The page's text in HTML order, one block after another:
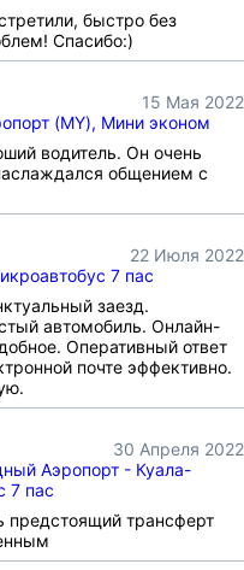
быстро без
Спасибо:)
15 Мая 2022
(MY), Мини эконом
водитель. Он очень
общением с
22 Июля 2022
7 пас
заезд.
автомобиль. Онлайн-
Оперативный ответ
почте эффективно.
30 Апреля 2022
Аэропорт - Куала-
7 пас
предстоящий трансферт